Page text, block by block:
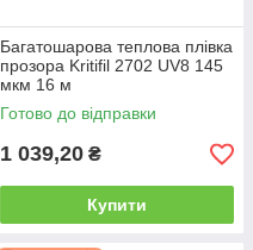
Багатошарова теплова плівка
прозора Kritifil 2702 UV8 145
мкм 16 м
Готово до відправки
1 039,20 ₴
Купити